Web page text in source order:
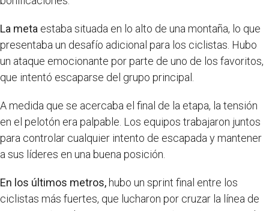
La meta estaba situada en lo alto de una montaña, lo que
presentaba un desafío adicional para los ciclistas. Hubo
un ataque emocionante por parte de uno de los favoritos,
que intentó escaparse del grupo principal.
A medida que se acercaba el final de la etapa, la tensión
en el pelotón era palpable. Los equipos trabajaron juntos
para controlar cualquier intento de escapada y mantener
a sus líderes en una buena posición.
En los últimos metros, hubo un sprint final entre los
ciclistas más fuertes, que lucharon por cruzar la línea de